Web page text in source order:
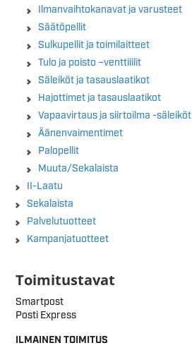
Ilmanvaihtokanavat ja varusteet
Säätöpellit
Sulkupellit ja toimilaitteet
Tulo ja poisto –venttiiilit
Säleiköt ja tasauslaatikot
Hajottimet ja tasauslaatikot
Vapaavirtaus ja siirtoilma -säleiköt
Äänenvaimentimet
Palopellit
Muuta/Sekalaista
II-Laatu
Sekalaista
Palvelutuotteet
Kampanjatuotteet
Toimitustavat
Smartpost
Posti Express
ILMAINEN TOIMITUS